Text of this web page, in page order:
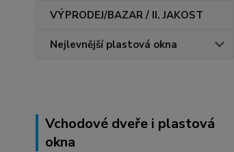
VÝPRODEJ/BAZAR / II. JAKOST
Nejlevnější plastová okna
Vchodové dveře i plastová
okna